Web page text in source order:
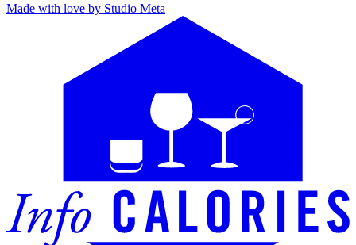
Made with love by Studio Meta